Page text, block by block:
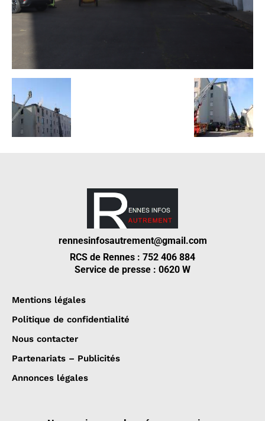
rennesinfosautrement@gmail.com
RCS de Rennes : 752 406 884
Service de presse : 0620 W
Mentions légales
Politique de confidentialité
Nous contacter
Partenariats – Publicités
Annonces légales